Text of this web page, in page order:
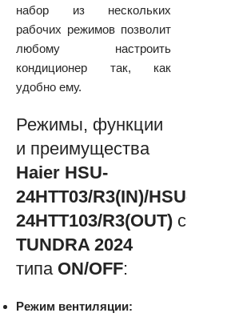
набор из нескольких
рабочих режимов позволит
любому настроить
кондиционер так, как
удобно ему.
Режимы, функции
и преимущества
Haier HSU-
24HTT03/R3(IN)/HSU-
24HTT103/R3(OUT) серии
TUNDRA 2024
типа ON/OFF:
Режим вентиляции: